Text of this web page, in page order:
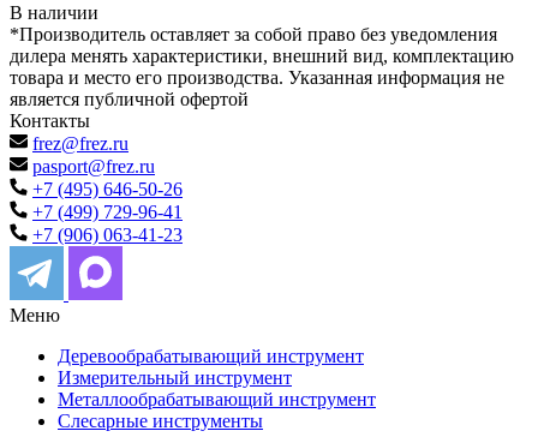
В наличии
*Производитель оставляет за собой право без уведомления
дилера менять характеристики, внешний вид, комплектацию
товара и место его производства. Указанная информация не
является публичной офертой
Контакты
frez@frez.ru
pasport@frez.ru
+7 (495) 646-50-26
+7 (499) 729-96-41
+7 (906) 063-41-23
Меню
Деревообрабатывающий инструмент
Измерительный инструмент
Металлообрабатывающий инструмент
Слесарные инструменты